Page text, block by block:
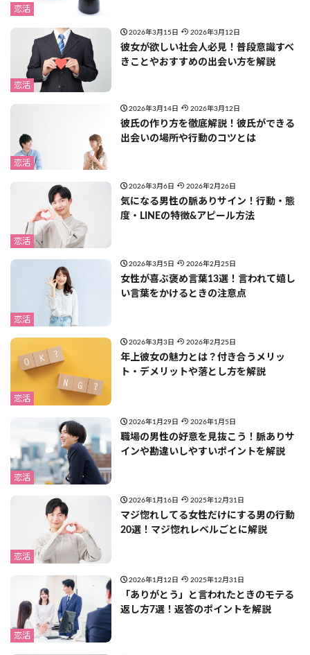
恋活
恋活
2026年3月15日 2026年3月12日
彼女が欲しい社会人必見！普段意識すべ
きことやおすすめの出会い方を解説
恋活
2026年3月14日 2026年3月12日
彼氏の作り方を徹底解説！彼氏ができる
出会いの場所や行動のコツとは
恋活
2026年3月6日 2026年2月26日
気になる男性の脈ありサイン！行動・態
度・LINEの特徴&アピール方法
恋活
2026年3月5日 2026年2月25日
女性が喜ぶ褒め言葉13選！言われて嬉し
い言葉をかけるときの注意点
恋活
2026年3月3日 2026年2月25日
年上彼女の魅力とは？付き合うメリッ
ト・デメリットや落とし方を解説
恋活
2026年1月29日 2026年1月5日
職場の男性の好意を見抜こう！脈ありサ
インや勘違いしやすいポイントを解説
恋活
2026年1月16日 2025年12月31日
マジ惚れしてる女性だけにする男の行動
20選！マジ惚れレベルごとに解説
恋活
2026年1月12日 2025年12月31日
「ありがとう」と言われたときのモテる
返し方7選！返答のポイントを解説